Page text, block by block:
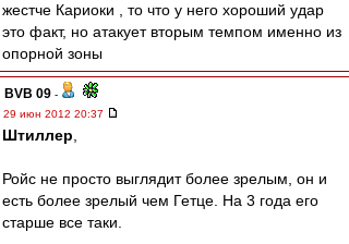
жестче Кариоки , то что у него хороший удар
это факт, но атакует вторым темпом именно из
опорной зоны
BVB 09 -
29 июн 2012 20:37
Штиллер
Ройс не просто выглядит более зрелым, он и
есть более зрелый чем Гетце. На 3 года его
старше все таки.